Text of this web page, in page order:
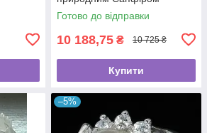
Готово до відправки
10 188,75 ₴ 10 725 ₴
Купити
–5%